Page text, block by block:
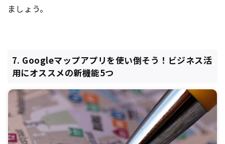
ましょう。
7. Googleマップアプリを使い倒そう！ビジネス活
用にオススメの新機能5つ